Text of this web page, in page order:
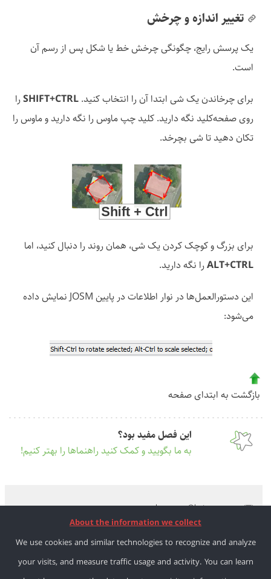
تغییر اندازه و چرخش
یک پرسش رایج، چگونگی چرخش خط یا شکل پس از رسم آن
است.
برای چرخاندن یک شی ابتدا آن را انتخاب کنید.SHIFT+CTRLرا
روی صفحه‌کلید نگه دارید. کلید چپ ماوس را نگه دارید و ماوس را
تکان دهید تا شی بچرخد.
برای بزرگ و کوچک کردن یک شی، همان روند را دنبال کنید، اما
ALT+CTRLرا نگه دارید.
این دستورالعمل‌ها در نوار اطلاعات در پایین JOSM نمایش داده
می‌شود:
بازگشت به ابتدای صفحه
این فصل مفید بود؟
به ما بگویید و کمک کنید راهنماها را بهتر کنیم!
learnosm@hotosm.org
About the information we collect
We use cookies and similar technologies to recognize and analyze
your visits, and measure traffic usage and activity. You can learn